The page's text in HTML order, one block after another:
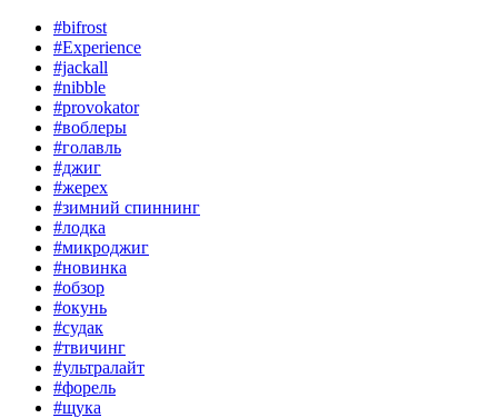
#bifrost
#Experience
#jackall
#nibble
#provokator
#воблеры
#голавль
#джиг
#жерех
#зимний спиннинг
#лодка
#микроджиг
#новинка
#обзор
#окунь
#судак
#твичинг
#ультралайт
#форель
#щука